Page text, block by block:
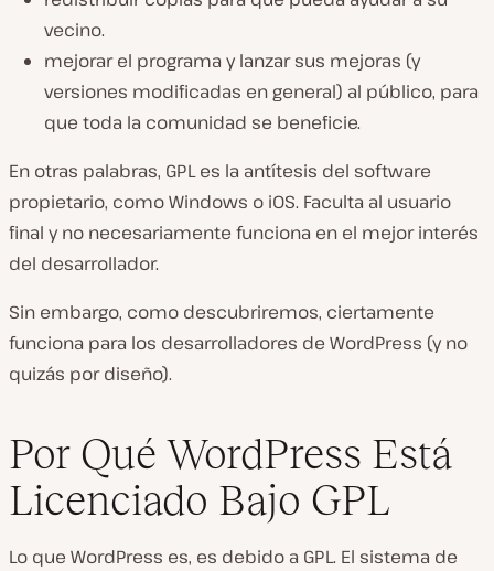
vecino.
mejorar el programa y lanzar sus mejoras (y
versiones modificadas en general) al público, para
que toda la comunidad se beneficie.
En otras palabras, GPL es la antítesis del software
propietario, como Windows o iOS. Faculta al usuario
final y no necesariamente funciona en el mejor interés
del desarrollador.
Sin embargo, como descubriremos, ciertamente
funciona para los desarrolladores de WordPress (y no
quizás por diseño).
Por Qué WordPress Está
Licenciado Bajo GPL
Lo que WordPress es, es debido a GPL. El sistema de